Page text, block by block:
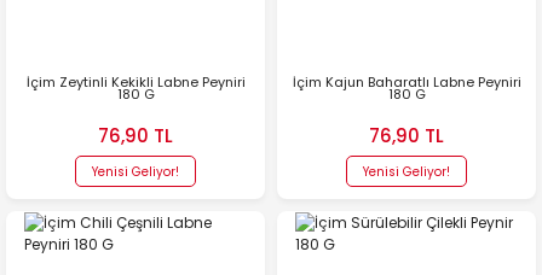
İçim Zeytinli Kekikli Labne Peyniri
180 G
76,90 TL
Yenisi Geliyor!
İçim Kajun Baharatlı Labne Peyniri
180 G
76,90 TL
Yenisi Geliyor!